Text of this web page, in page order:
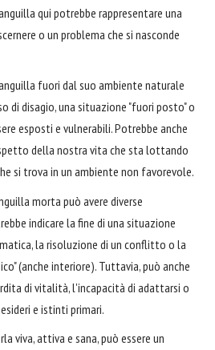
qui potrebbe rappresentare una
o un problema che si nasconde
fuori dal suo ambiente naturale
di disagio, una situazione "fuori posto" o
esposti e vulnerabili. Potrebbe anche
della nostra vita che sta lottando
si trova in un ambiente non favorevole.
morta può avere diverse
indicare la fine di una situazione
la risoluzione di un conflitto o la
(anche interiore). Tuttavia, può anche
di vitalità, l'incapacità di adattarsi o
e istinti primari.
viva, attiva e sana, può essere un